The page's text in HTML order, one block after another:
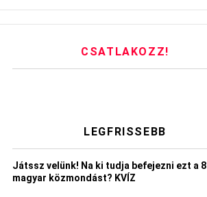
CSATLAKOZZ!
LEGFRISSEBB
Játssz velünk! Na ki tudja befejezni ezt a 8
magyar közmondást? KVÍZ